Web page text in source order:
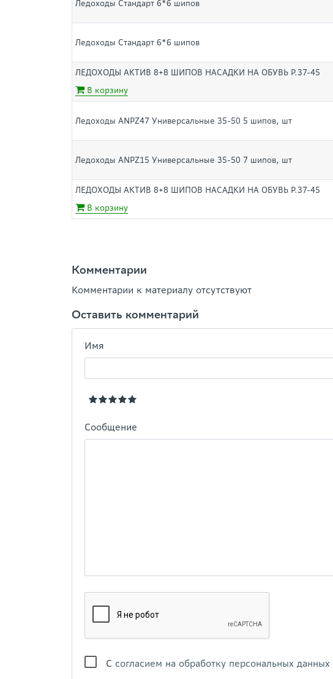
Ледоходы Стандарт 6*6 шипов
Ледоходы Стандарт 6*6 шипов
ЛЕДОХОДЫ АКТИВ 8+8 ШИПОВ НАСАДКИ НА ОБУВЬ Р.37-45
В корзину
Ледоходы ANPZ47 Универсальные 35-50 5 шипов, шт
Ледоходы ANPZ15 Универсальные 35-50 7 шипов, шт
ЛЕДОХОДЫ АКТИВ 8+8 ШИПОВ НАСАДКИ НА ОБУВЬ Р.37-45
В корзину
Комментарии
Комментарии к материалу отсутствуют
Оставить комментарий
Имя
Сообщение
С согласием на обработку персональных данных